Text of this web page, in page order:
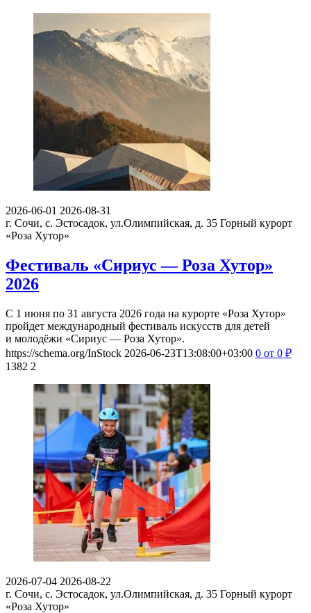
2026-06-01 2026-08-31
г. Сочи, с. Эстосадок, ул.Олимпийская, д. 35 Горный курорт
«Роза Хутор»
Фестиваль «Сириус — Роза Хутор»
2026
С 1 июня по 31 августа 2026 года на курорте «Роза Хутор»
пройдет международный фестиваль искусств для детей
и молодёжи «Сириус — Роза Хутор».
https://schema.org/InStock 2026-06-23T13:08:00+03:00 0 от 0 ₽
1382 2
2026-07-04 2026-08-22
г. Сочи, с. Эстосадок, ул.Олимпийская, д. 35 Горный курорт
«Роза Хутор»